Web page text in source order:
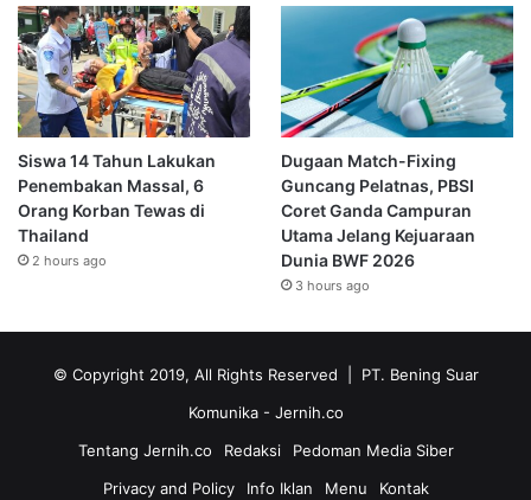
Siswa 14 Tahun Lakukan
Penembakan Massal, 6
Orang Korban Tewas di
Thailand
2 hours ago
Dugaan Match-Fixing
Guncang Pelatnas, PBSI
Coret Ganda Campuran
Utama Jelang Kejuaraan
Dunia BWF 2026
3 hours ago
© Copyright 2019, All Rights Reserved | PT. Bening Suar
Komunika - Jernih.co
Tentang Jernih.co
Redaksi
Pedoman Media Siber
Privacy and Policy
Info Iklan Menu Kontak